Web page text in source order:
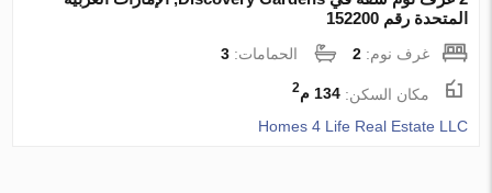
المتحدة رقم 152200
غرف نوم:2 الحمامات:3
مكان السكن:134 م 2
Homes 4 Life Real Estate LLC